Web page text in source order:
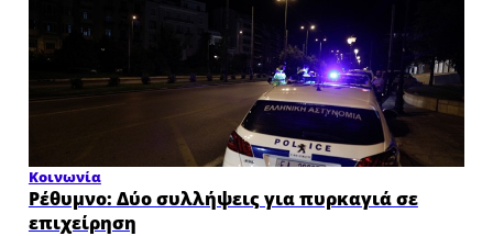
Κοινωνία
Ρέθυμνο: Δύο συλλήψεις για πυρκαγιά σε
επιχείρηση